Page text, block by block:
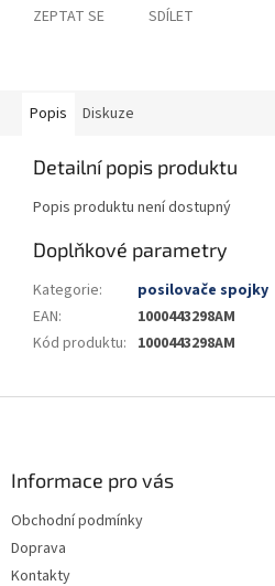
ZEPTAT SE SDÍLET
Popis Diskuze
Detailní popis produktu
Popis produktu není dostupný
Doplňkové parametry
Kategorie:
posilovače spojky
EAN:
1000443298AM
Kód produktu: 1000443298AM
Informace pro vás
Obchodní podmínky
Doprava
Kontakty